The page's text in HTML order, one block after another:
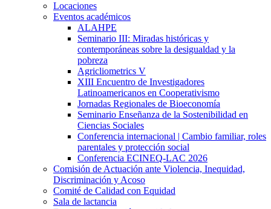
Locaciones
Eventos académicos
ALAHPE
Seminario III: Miradas históricas y
contemporáneas sobre la desigualdad y la
pobreza
Agricliometrics V
XIII Encuentro de Investigadores
Latinoamericanos en Cooperativismo
Jornadas Regionales de Bioeconomía
Seminario Enseñanza de la Sostenibilidad en
Ciencias Sociales
Conferencia internacional | Cambio familiar, roles
parentales y protección social
Conferencia ECINEQ-LAC 2026
Comisión de Actuación ante Violencia, Inequidad,
Discriminación y Acoso
Comité de Calidad con Equidad
Sala de lactancia